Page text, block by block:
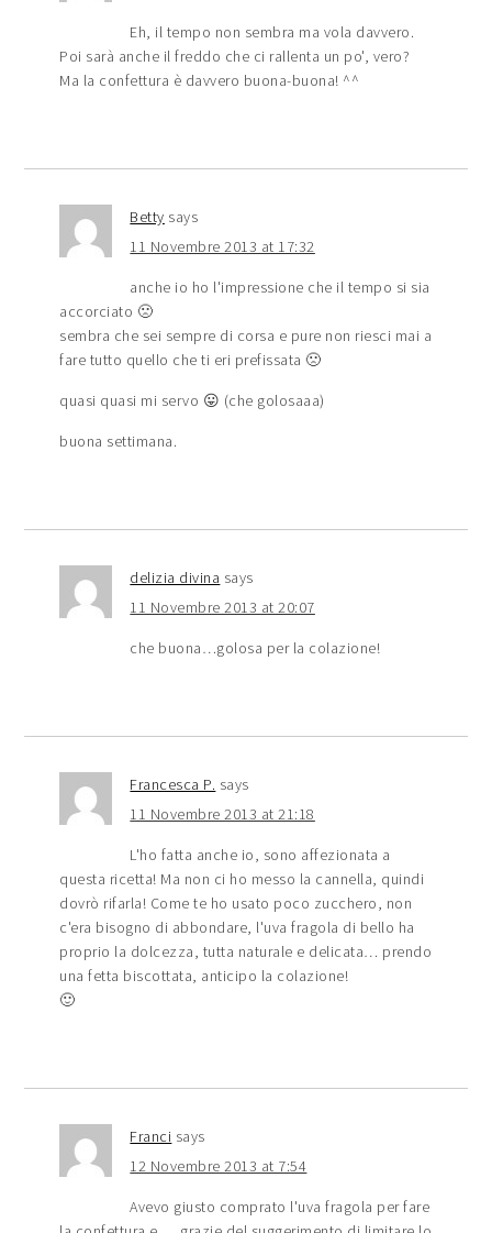
Eh, il tempo non sembra ma vola davvero.
Poi sarà anche il freddo che ci rallenta un po', vero?
Ma la confettura è davvero buona-buona! ^^
Betty says
11 Novembre 2013 at 17:32
anche io ho l'impressione che il tempo si sia
accorciato 🙁
sembra che sei sempre di corsa e pure non riesci mai a
fare tutto quello che ti eri prefissata 🙁
quasi quasi mi servo 😛 (che golosaaa)
buona settimana.
delizia divina says
11 Novembre 2013 at 20:07
che buona…golosa per la colazione!
Francesca P. says
11 Novembre 2013 at 21:18
L'ho fatta anche io, sono affezionata a
questa ricetta! Ma non ci ho messo la cannella, quindi
dovrò rifarla! Come te ho usato poco zucchero, non
c'era bisogno di abbondare, l'uva fragola di bello ha
proprio la dolcezza, tutta naturale e delicata… prendo
una fetta biscottata, anticipo la colazione!
🙂
Franci says
12 Novembre 2013 at 7:54
Avevo giusto comprato l'uva fragola per fare